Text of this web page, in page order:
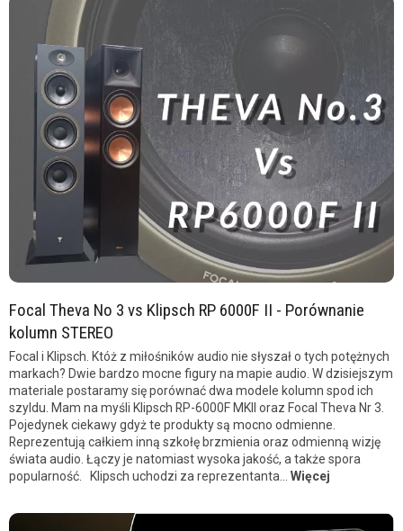
Focal Theva No 3 vs Klipsch RP 6000F II - Porównanie
kolumn STEREO
Focal i Klipsch. Któż z miłośników audio nie słyszał o tych potężnych
markach? Dwie bardzo mocne figury na mapie audio. W dzisiejszym
materiale postaramy się porównać dwa modele kolumn spod ich
szyldu. Mam na myśli Klipsch RP-6000F MKII oraz Focal Theva Nr 3.
Pojedynek ciekawy gdyż te produkty są mocno odmienne.
Reprezentują całkiem inną szkołę brzmienia oraz odmienną wizję
świata audio. Łączy je natomiast wysoka jakość, a także spora
popularność. Klipsch uchodzi za reprezentanta... Więcej